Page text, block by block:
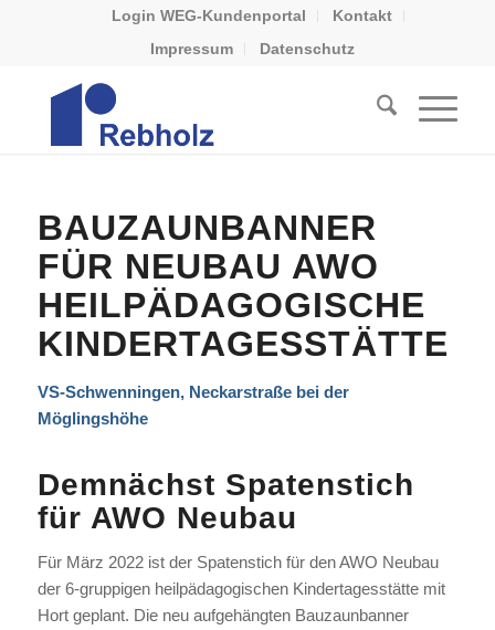
Login WEG-Kundenportal
Kontakt
Impressum
Datenschutz
BAUZAUNBANNER
FÜR NEUBAU AWO
HEILPÄDAGOGISCHE
KINDERTAGESSTÄTTE
VS-Schwenningen, Neckarstraße bei der
Möglingshöhe
Demnächst Spatenstich
für AWO Neubau
Für März 2022 ist der Spatenstich für den AWO Neubau
der 6-gruppigen heilpädagogischen Kindertagesstätte mit
Hort geplant. Die neu aufgehängten Bauzaunbanner